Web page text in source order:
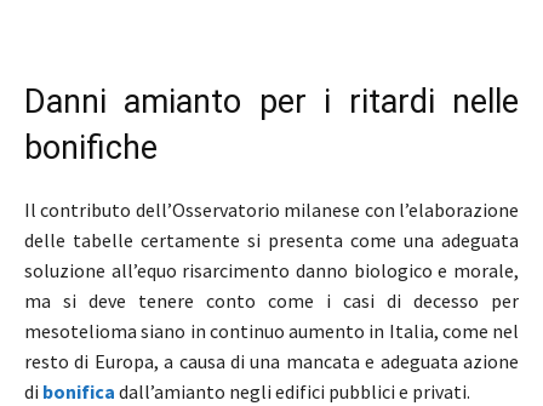
Danni amianto per i ritardi nelle
bonifiche
Il contributo dell’Osservatorio milanese con l’elaborazione
delle tabelle certamente si presenta come una adeguata
soluzione all’equo risarcimento danno biologico e morale,
ma si deve tenere conto come i casi di decesso per
mesotelioma siano in continuo aumento in Italia, come nel
resto di Europa, a causa di una mancata e adeguata azione
di bonifica dall’amianto negli edifici pubblici e privati.